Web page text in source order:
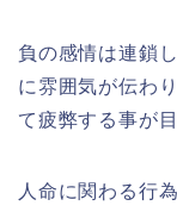
負の感情は連鎖
に雰囲気が伝わ
て疲弊する事が
人命に関わる行